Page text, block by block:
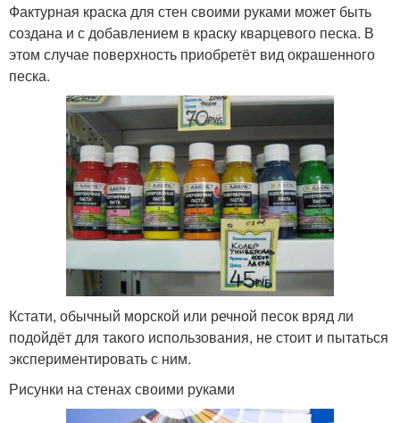
Фактурная краска для стен своими руками может быть
создана и с добавлением в краску кварцевого песка. В
этом случае поверхность приобретёт вид окрашенного
песка.
Кстати, обычный морской или речной песок вряд ли
подойдёт для такого использования, не стоит и пытаться
экспериментировать с ним.
Рисунки на стенах своими руками